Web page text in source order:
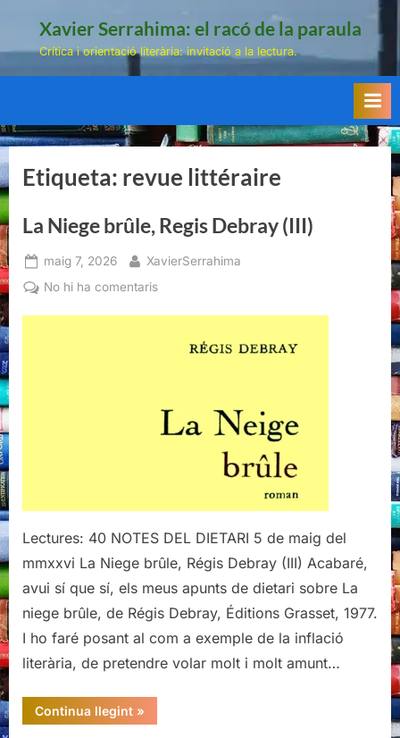
Xavier Serrahima: el racó de la paraula
Crítica i orientació literària: invitació a la lectura.
Etiqueta: revue littéraire
La Niege brûle, Regis Debray (III)
Posted
on
maig 7, 2026 By
XavierSerrahima
No hi ha comentarisa
brûle,
(III)
Lectures: 40 NOTES DEL DIETARI 5 de maig del
mmxxvi La Niege brûle, Régis Debray (III) Acabaré,
avui sí que sí, els meus apunts de dietari sobre La
niege brûle, de Régis Debray, Éditions Grasset, 1977.
I ho faré posant al com a exemple de la inflació
literària, de pretendre volar molt i molt amunt…
Continua llegint“La
Niege
»